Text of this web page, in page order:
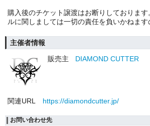
購入後のチケット譲渡はお断りしておりま
ルに関しましては一切の責任を負いかねま
主催者情報
販売主
DIAMOND CUTTER
関連URL https://diamondcutter.jp/
お問い合わせ先